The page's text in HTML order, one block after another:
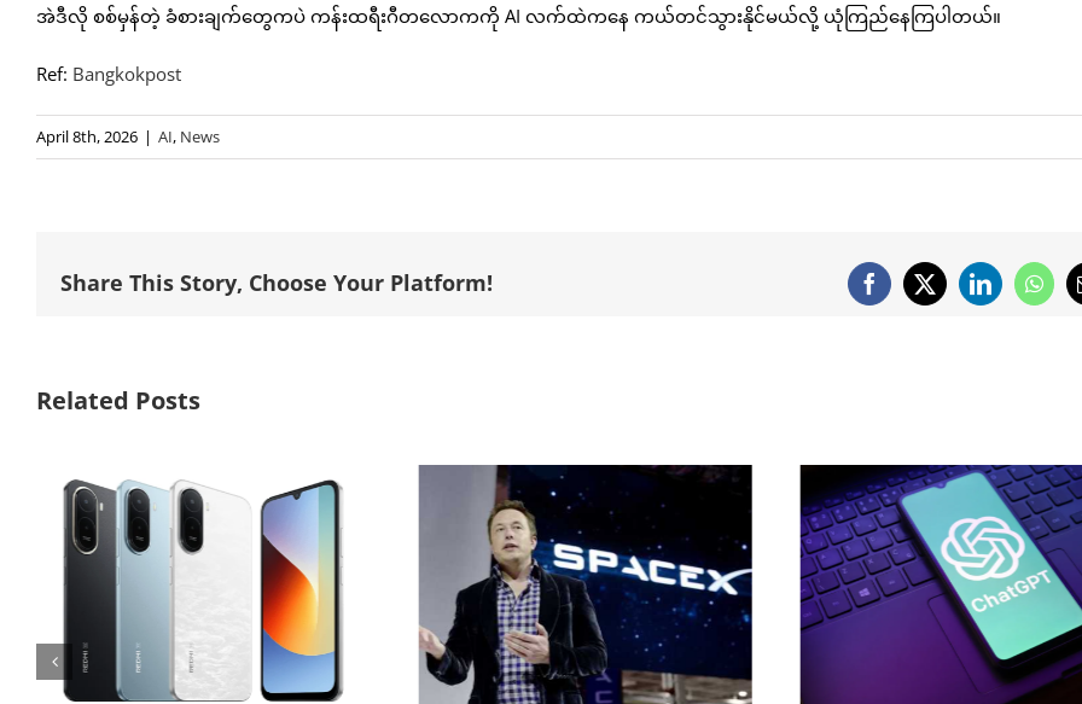
အဲဒီလို စစ်မှန်တဲ့ ခံစားချက်တွေကပဲ ကန်းထရီးဂီတလောကကို AI လက်ထဲကနေ ကယ်တင်သွားနိုင်မယ်လို့ ယုံကြည်နေကြပါတယ်။
Ref: Bangkokpost
April 8th, 2026 | AI, News
Share This Story, Choose Your Platform! Facebook
X LinkedIn
Related Posts